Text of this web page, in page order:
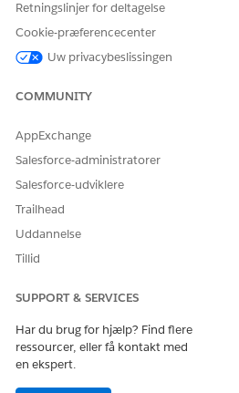
Tildelinger for tilladelsessæt.
Under Tilgængelige tilladelsessæt
tilladelsessætteneAutomotive
Psl, Claims Management
Gem dine ændringer.
Retningslinjer for deltagelse
Cookie-præferencecenter
Uw privacybeslissingen
COMMUNITY
AppExchange
Salesforce-administratorer
Salesforce-udviklere
Trailhead
Uddannelse
Tillid
SUPPORT & SERVICES
Har du brug for hjælp? Find flere
ressourcer, eller få kontakt med
en ekspert.